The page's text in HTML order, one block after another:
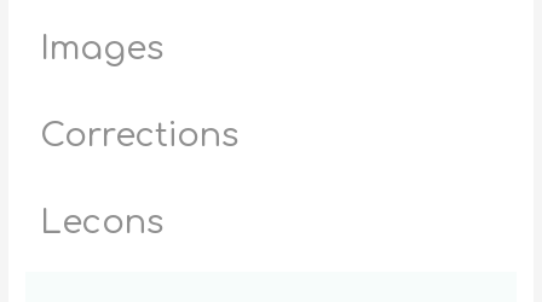
Images
Corrections
Lecons